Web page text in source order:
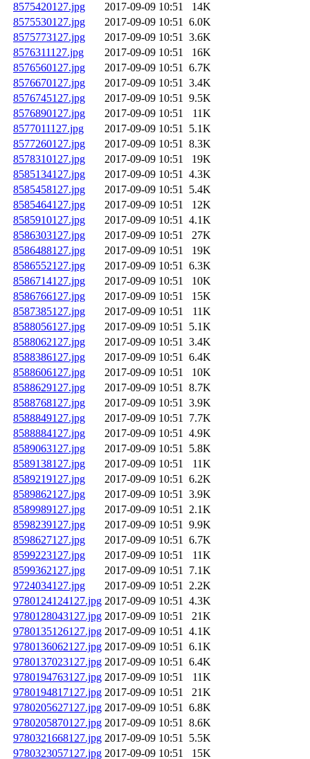
8575420127.jpg
2017-09-09 10:51
14K
8575530127.jpg
2017-09-09 10:51 6.0K
8575773127.jpg
2017-09-09 10:51 3.6K
8576311127.jpg
2017-09-09 10:51
16K
8576560127.jpg
2017-09-09 10:51 6.7K
8576670127.jpg
2017-09-09 10:51 3.4K
8576745127.jpg
2017-09-09 10:51 9.5K
8576890127.jpg
2017-09-09 10:51
11K
8577011127.jpg
2017-09-09 10:51 5.1K
8577260127.jpg
2017-09-09 10:51 8.3K
8578310127.jpg
2017-09-09 10:51
19K
8585134127.jpg
2017-09-09 10:51 4.3K
8585458127.jpg
2017-09-09 10:51 5.4K
8585464127.jpg
2017-09-09 10:51
12K
8585910127.jpg
2017-09-09 10:51 4.1K
8586303127.jpg
2017-09-09 10:51
27K
8586488127.jpg
2017-09-09 10:51
19K
8586552127.jpg
2017-09-09 10:51 6.3K
8586714127.jpg
2017-09-09 10:51
10K
8586766127.jpg
2017-09-09 10:51
15K
8587385127.jpg
2017-09-09 10:51
11K
8588056127.jpg
2017-09-09 10:51 5.1K
8588062127.jpg
2017-09-09 10:51 3.4K
8588386127.jpg
2017-09-09 10:51 6.4K
8588606127.jpg
2017-09-09 10:51
10K
8588629127.jpg
2017-09-09 10:51 8.7K
8588768127.jpg
2017-09-09 10:51 3.9K
8588849127.jpg
2017-09-09 10:51 7.7K
8588884127.jpg
2017-09-09 10:51 4.9K
8589063127.jpg
2017-09-09 10:51 5.8K
8589138127.jpg
2017-09-09 10:51
11K
8589219127.jpg
2017-09-09 10:51 6.2K
8589862127.jpg
2017-09-09 10:51 3.9K
8589989127.jpg
2017-09-09 10:51 2.1K
8598239127.jpg
2017-09-09 10:51 9.9K
8598627127.jpg
2017-09-09 10:51 6.7K
8599223127.jpg
2017-09-09 10:51
11K
8599362127.jpg
2017-09-09 10:51 7.1K
9724034127.jpg
2017-09-09 10:51 2.2K
9780124124127.jpg 2017-09-09 10:51 4.3K
9780128043127.jpg 2017-09-09 10:51
21K
9780135126127.jpg 2017-09-09 10:51 4.1K
9780136062127.jpg 2017-09-09 10:51 6.1K
9780137023127.jpg 2017-09-09 10:51 6.4K
9780194763127.jpg 2017-09-09 10:51
11K
9780194817127.jpg 2017-09-09 10:51
21K
9780205627127.jpg 2017-09-09 10:51 6.8K
9780205870127.jpg 2017-09-09 10:51 8.6K
9780321668127.jpg 2017-09-09 10:51 5.5K
9780323057127.jpg 2017-09-09 10:51 15K